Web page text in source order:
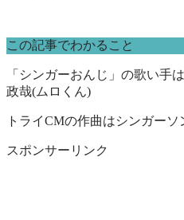
この記事でわかること
「シンガーおんじ」の歌い手
政哉(ムロくん)
トライCMの作曲はシンガー
スポンサーリンク